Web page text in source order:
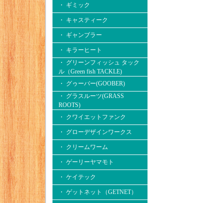
・ ギミック
・ キャスティーク
・ ギャンブラー
・ キラーヒート
・ グリーンフィッシュ タック
ル（Green fish TACKLE)
・ グゥーバー(GOOBER)
・ グラスルーツ(GRASS
ROOTS)
・ クワイエットファンク
・ グローデザインワークス
・ クリームワーム
・ ゲーリーヤマモト
・ ケイテック
・ ゲットネット（GETNET）